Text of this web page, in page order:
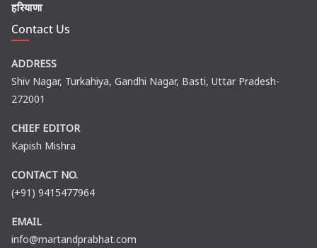
हरियाणा
Contact Us
ADDRESS
Shiv Nagar, Turkahiya, Gandhi Nagar, Basti, Uttar Pradesh-
272001
CHIEF EDITOR
Kapish Mishra
CONTACT NO.
(+91) 9415477964
EMAIL
info@martandprabhat.com